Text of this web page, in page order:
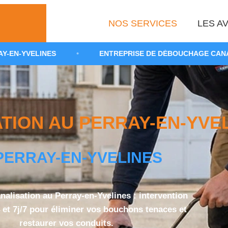
NOS SERVICES LES
• ENTREPRISE DE DÉBOUCHAGE CANALISATION 78610
AU PERRAY-EN-
EN-YVELINES
au Perray-en-Yvelines : intervention
et 7j/7 pour éliminer vos bouchons tenaces et
restaurer vos conduits.